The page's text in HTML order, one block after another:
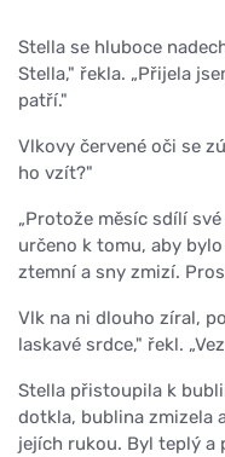
Stella se hluboce
Stella," řekla. „Přijela
patří."
Vlkovy červené oči se
ho vzít?"
„Protože měsíc sdílí
určeno k tomu, aby
ztemní a sny zmizí.
Vlk na ni dlouho zíral,
laskavé srdce," řekl.
Stella přistoupila k
dotkla, bublina zmizela
jejích rukou. Byl teplý a